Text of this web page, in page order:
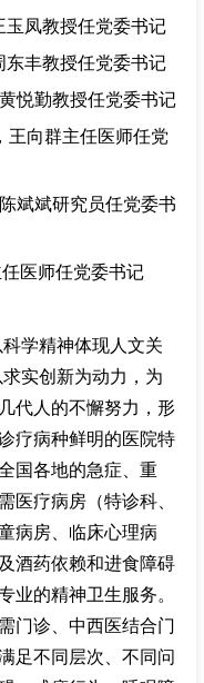
凤教授任党委书记
丰教授任党委书记
悦勤教授任党委书记
王向群主任医师任党
斌斌研究员任党委书
医师任党委书记
学精神体现人文关
实创新为动力，为
代人的不懈努力，形
疗病种鲜明的医院特
国各地的急症、重
医疗病房（特诊科、
病房、临床心理病
酒药依赖和进食障碍
业的精神卫生服务。
门诊、中西医结合门
足不同层次、不同问